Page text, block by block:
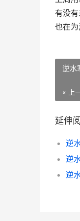
有没
也在
逆水
« 上
延伸
逆